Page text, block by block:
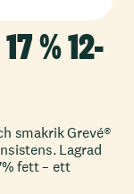
% 12-
smakrik Grevé®
Lagrad
fett – ett